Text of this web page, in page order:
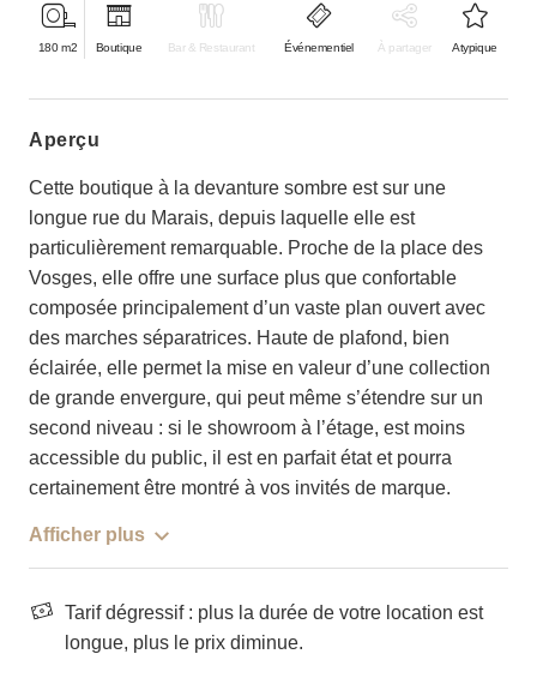
180 m2 Boutique Bar & Restaurant Événementiel À partager Atypique
aperçu
Cette boutique à la devanture sombre est sur une
longue rue du Marais, depuis laquelle elle est
particulièrement remarquable. Proche de la place des
Vosges, elle offre une surface plus que confortable
composée principalement d’un vaste plan ouvert avec
des marches séparatrices. Haute de plafond, bien
éclairée, elle permet la mise en valeur d’une collection
de grande envergure, qui peut même s’étendre sur un
second niveau : si le showroom à l’étage, est moins
accessible du public, il est en parfait état et pourra
certainement être montré à vos invités de marque.
Afficher plus
Tarif dégressif : plus la durée de votre location est
longue, plus le prix diminue.